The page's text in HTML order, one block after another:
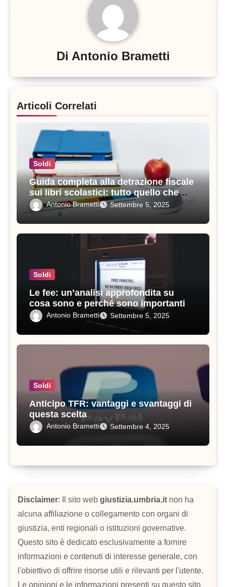
Di Antonio Brametti
Articoli Correlati
Soldi
Guida completa alla detrazione fiscale
sui libri scolastici: tutto quello che
devi sapere
Antonio Brametti Settembre 5, 2025
Soldi
Le fee: un’analisi approfondita su
cosa sono e perché sono importanti
Antonio Brametti Settembre 5, 2025
Soldi
Anticipo TFR: vantaggi e svantaggi di
questa scelta
Antonio Brametti Settembre 4, 2025
Disclaimer: Il sito web giustizia.umbria.it non ha
alcuna affiliazione o collegamento con organi di
giustizia, enti regionali o istituzioni governative.
Questo sito è dedicato esclusivamente a fornire
informazioni e contenuti di interesse generale, con
l'obiettivo di offrire risorse utili e rilevanti per l'utente.
Le opinioni e le informazioni presenti su questo sito